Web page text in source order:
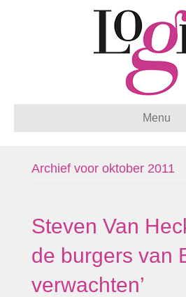
Menu
Archief voor oktober 2011
Steven Van
de burgers van
verwachten’